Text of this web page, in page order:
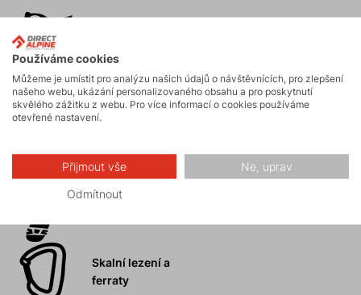
Ledolezení
Skialpinismus
Skalní lezení a
ferraty
Používáme cookies
Můžeme je umístit pro analýzu našich údajů o návštěvnících, pro zlepšení
našeho webu, ukázání personalizovaného obsahu a pro poskytnutí
skvělého zážitku z webu. Pro více informací o cookies používáme
otevřené nastavení.
Přijmout vše Ne, uprav
Odmítnout